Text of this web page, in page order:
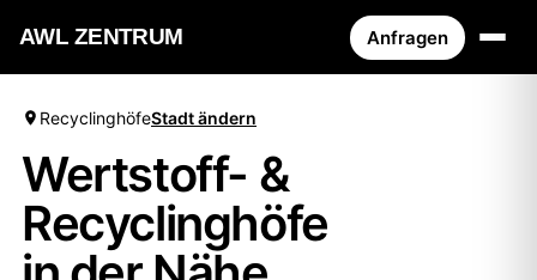
AWL ZENTRUM Anfragen
RecyclinghöfeStadt ändern
Wertstoff- &
Recyclinghöfe